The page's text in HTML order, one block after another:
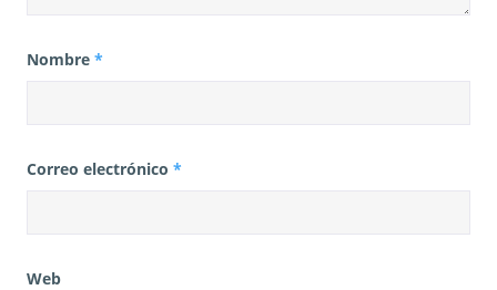
Nombre *
Correo electrónico *
Web